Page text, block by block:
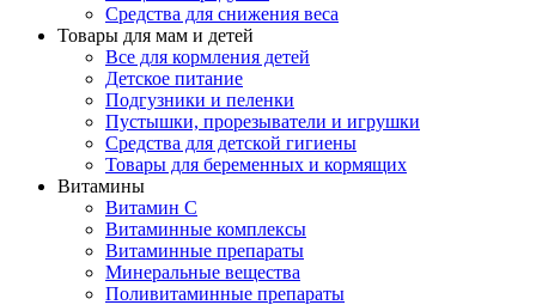
Средства для снижения веса
Товары для мам и детей
Все для кормления детей
Детское питание
Подгузники и пеленки
Пустышки, прорезыватели и игрушки
Средства для детской гигиены
Товары для беременных и кормящих
Витамины
Витамин С
Витаминные комплексы
Витаминные препараты
Минеральные вещества
Поливитаминные препараты